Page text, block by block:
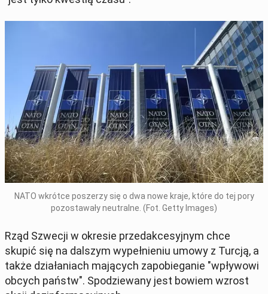
NATO wkrótce poszerzy się o dwa nowe kraje, które do tej pory
pozostawały neutralne. (Fot. Getty Images)
Rząd Szwecji w okresie przedakcesyjnym chce
skupić się na dalszym wypełnieniu umowy z Turcją, a
także działaniach mających zapobieganie "wpływowi
obcych państw". Spodziewany jest bowiem wzrost